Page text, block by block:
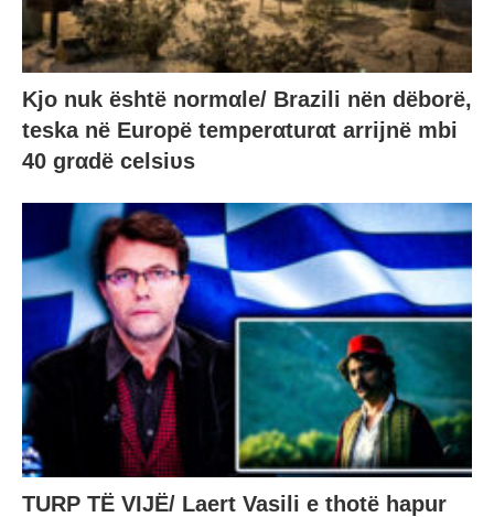
Kjo nuk është normαle/ Brazili nën dëborë,
teska në Europë temperαturαt arrijnë mbi
40 grαdë celsiυs
TURP TË VIJË/ Laert Vasili e thotë hapur